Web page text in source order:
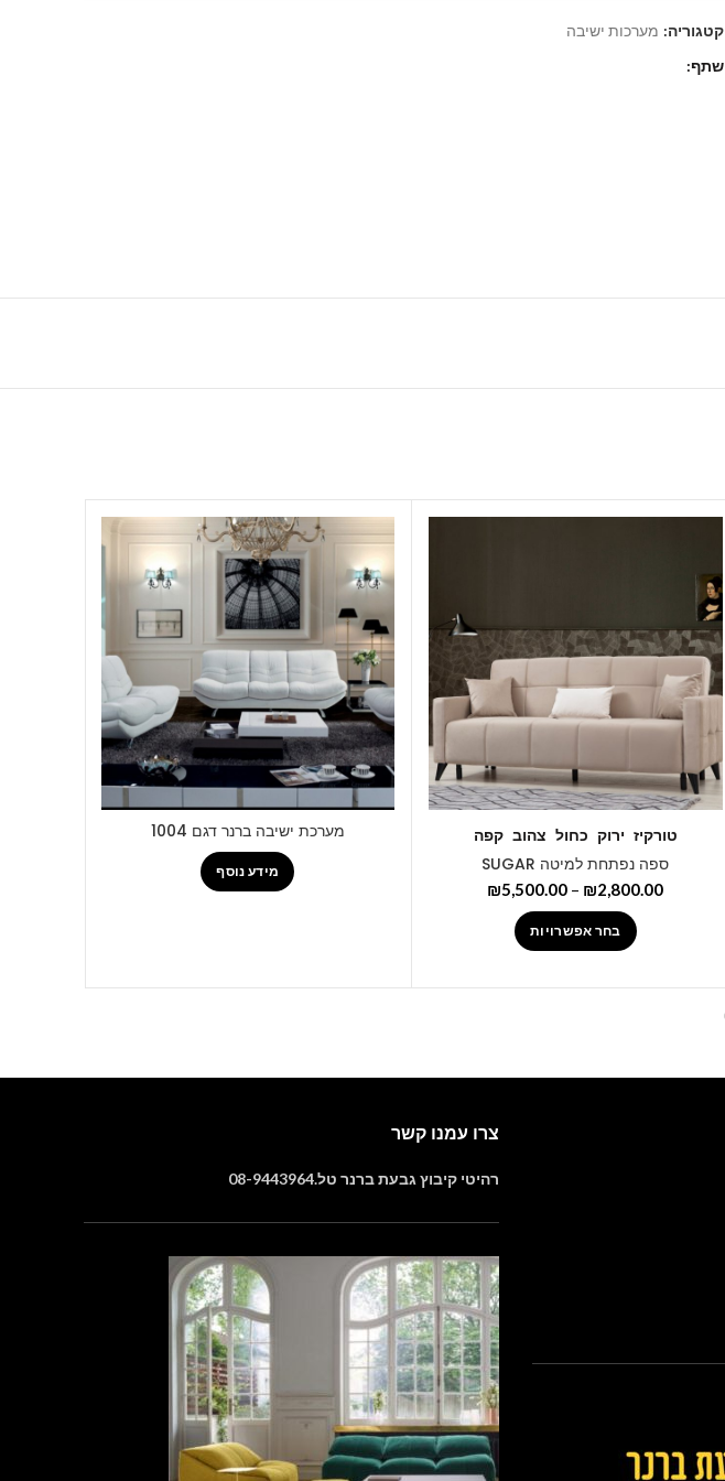
קטגוריה: מערכות ישיבה
שתף
טורקיז ירוק כחול צהוב קפה
ספה נפתחת למיטה SUGAR
₪2,800.00
–
₪5,500.00
בחר אפשרויות
מערכת ישיבה ברנר דגם 1004
מידע נוסף
צרו עמנו קשר
רהיטי קיבוץ גבעת ברנר טל.08-9443964